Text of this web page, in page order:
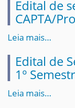
Edital de
CAPTA/
Leia mais…
Edital de
1º
Leia mais…